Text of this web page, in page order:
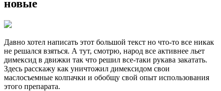
новые
Давно хотел написать этот большой текст но что-то все никак
не решался взяться. А тут, смотрю, народ все активнее льет
димексид в движки так что решил все-таки рукава закатать.
Здесь расскажу как уничтожил димексидом свои
маслосъемные колпачки и обобщу свой опыт использования
этого препарата.